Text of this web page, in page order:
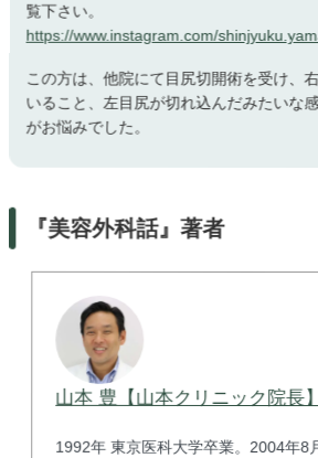
覧下さい。
https://www.instagram.com/
この方は、他院にて目尻切開術を受け、
いること、左目尻が切れ込んだみたいな
がお悩みでした。
『美容外科話』著者
山本 豊【山本クリニック院長】
1992年 東京医科大学卒業。2004年8